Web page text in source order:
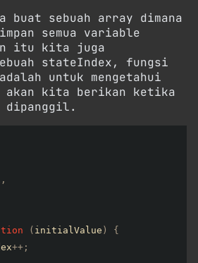
sebuah array dimana
semua variable
itu kita juga
stateIndex, fungsi
untuk mengetahui
akan kita berikan ketika
dipanggil.
,
( initialValue )
{
++ ;